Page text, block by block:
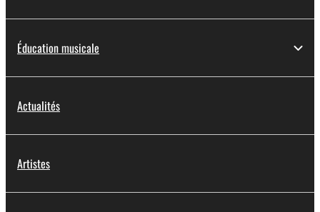
Éducation musicale
Actualités
Artistes